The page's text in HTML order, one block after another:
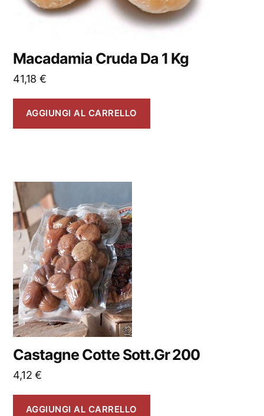
Macadamia Cruda Da 1 Kg
41,18 €
AGGIUNGI AL CARRELLO
Castagne Cotte Sott.Gr 200
4,12€
AGGIUNGI AL CARRELLO